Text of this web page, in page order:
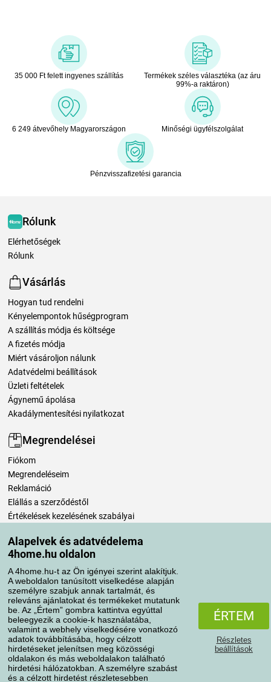
Alapelvek és adatvédelema
4home.hu oldalon
A 4home.hu-t az Ön igényei szerint alakítjuk.
A weboldalon tanúsított viselkedése alapján
személyre szabjuk annak tartalmát, és
releváns ajánlatokat és termékeket mutatunk
be. Az „Értem” gombra kattintva egyúttal
beleegyezik a cookie-k használatába,
valamint a webhely viselkedésére vonatkozó
adatok továbbításába, hogy célzott
hirdetéseket jelenítsen meg közösségi
oldalakon és más weboldalakon található
hirdetési hálózatokban. A személyre szabást
és a célzott hirdetést részletesebben
ÉRTEM
Részletes
beállítások
35 000 Ft felett ingyenes szállítás
Termékek széles választéka (az áru
99%-a raktáron)
6 249 átvevőhely Magyarországon Minőségi ügyfélszolgálat
Pénzvisszafizetési garancia
Rólunk
Elérhetőségek
Rólunk
Vásárlás
Hogyan tud rendelni
Kényelempontok hűségprogram
A szállítás módja és költsége
A fizetés módja
Miért vásároljon nálunk
Adatvédelmi beállítások
Üzleti feltételek
Ágynemű ápolása
Akadálymentesítési nyilatkozat
Megrendelései
Fiókom
Megrendeléseim
Reklamáció
Elállás a szerződéstől
Értékelések kezelésének szabályai
Szállítási módok
Fizetési módok